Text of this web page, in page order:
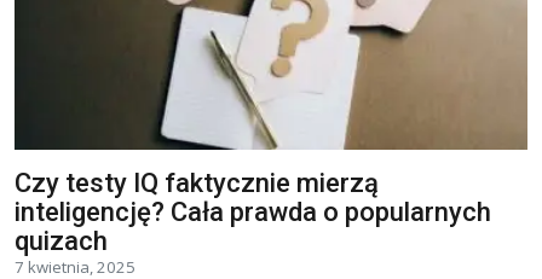
Czy testy IQ faktycznie mierzą
inteligencję? Cała prawda o popularnych
quizach
7 kwietnia, 2025